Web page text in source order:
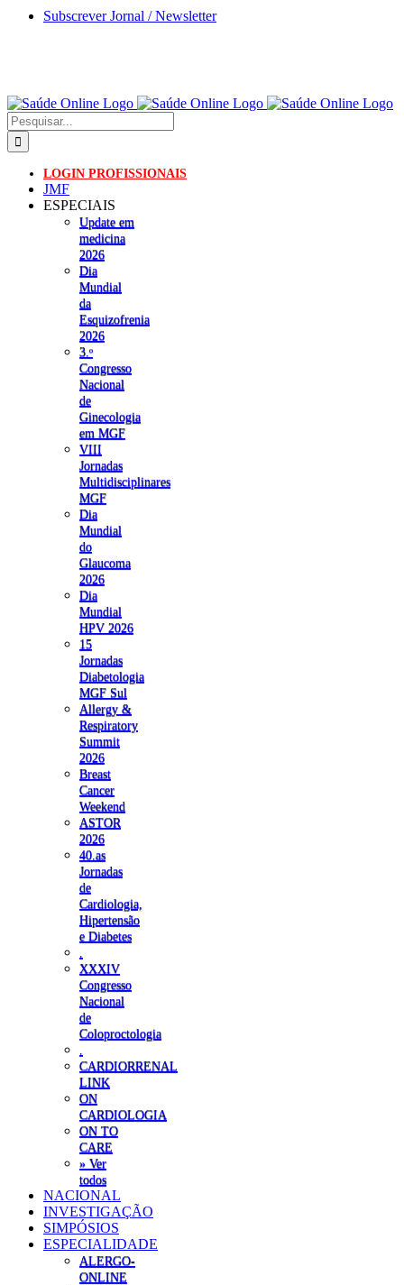
Skip
Subscrever Jornal / Newsletter
Pesquisar
LOGIN PROFISSIONAIS
JMF
ESPECIAIS
Update em
medicina
2026
Dia
Mundial
da
Esquizofrenia
2026
3.ᵒ
Congresso
Nacional
de
Ginecologia
em MGF
VIII
Jornadas
Multidisciplinares
MGF
Dia
Mundial
do
Glaucoma
2026
Dia
Mundial
HPV 2026
15
Jornadas
Diabetologia
MGF Sul
Allergy &
Respiratory
Summit
2026
Breast
Cancer
Weekend
ASTOR
2026
40.as
Jornadas
de
Cardiologia,
Hipertensão
e Diabetes
XXXIV
Congresso
Nacional
de
Coloproctologia
CARDIORRENAL
LINK
ON
CARDIOLOGIA
ON TO
CARE
» Ver
todos
NACIONAL
INVESTIGAÇÃO
SIMPÓSIOS
ESPECIALIDADE
ALERGO-
ONLINE